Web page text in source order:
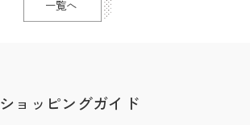
一覧へ
ショッピングガイド